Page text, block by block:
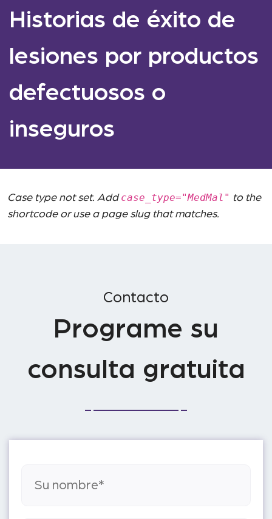
Historias de éxito de
lesiones por productos
defectuosos o
inseguros
Case type not set. Addcase_type="MedMal" to the
shortcode or use a page slug that matches.
Contacto
Programe su
consulta gratuita